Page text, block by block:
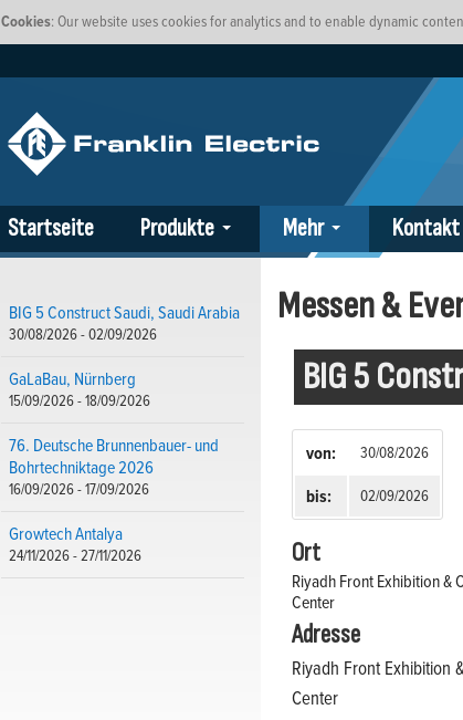
Cookies: Our website uses cookies for analytics and to enable dynamic
Startseite Produkte Mehr Kontakt
Messen &
BIG 5
von: 30/08/2026
bis: 02/09/2026
Ort
Riyadh Front Exhibition &
Center
Adresse
Riyadh Front Exhibition
Center
BIG 5 Construct Saudi, Saudi Arabia
30/08/2026 - 02/09/2026
GaLaBau, Nürnberg
15/09/2026 - 18/09/2026
76. Deutsche Brunnenbauer- und
Bohrtechniktage 2026
16/09/2026 - 17/09/2026
Growtech Antalya
24/11/2026 - 27/11/2026